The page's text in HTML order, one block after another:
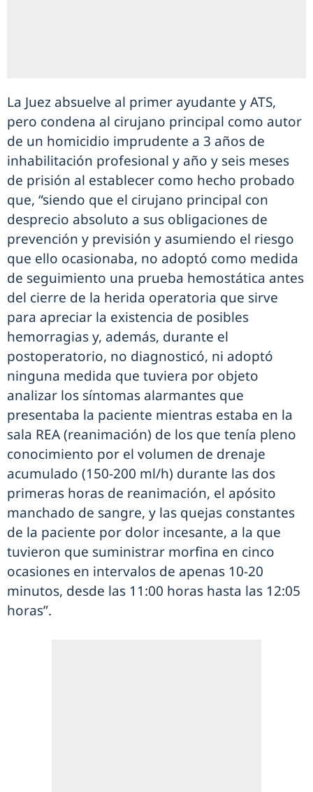
La Juez absuelve al primer ayudante y ATS,
pero condena al cirujano principal como autor
de un homicidio imprudente a 3 años de
inhabilitación profesional y año y seis meses
de prisión al establecer como hecho probado
que, “siendo que el cirujano principal con
desprecio absoluto a sus obligaciones de
prevención y previsión y asumiendo el riesgo
que ello ocasionaba, no adoptó como medida
de seguimiento una prueba hemostática antes
del cierre de la herida operatoria que sirve
para apreciar la existencia de posibles
hemorragias y, además, durante el
postoperatorio, no diagnosticó, ni adoptó
ninguna medida que tuviera por objeto
analizar los síntomas alarmantes que
presentaba la paciente mientras estaba en la
sala REA (reanimación) de los que tenía pleno
conocimiento por el volumen de drenaje
acumulado (150-200 ml/h) durante las dos
primeras horas de reanimación, el apósito
manchado de sangre, y las quejas constantes
de la paciente por dolor incesante, a la que
tuvieron que suministrar morfina en cinco
ocasiones en intervalos de apenas 10-20
minutos, desde las 11:00 horas hasta las 12:05
horas”.